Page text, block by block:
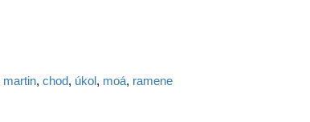
martin, chod, úkol, moá, ramene